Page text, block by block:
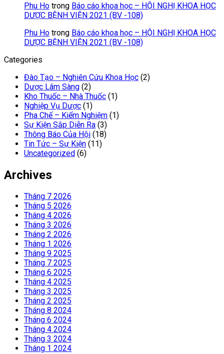
Phu Ho trong Báo cáo khoa học – HỘI NGHỊ KHOA HỌC
DƯỢC BỆNH VIỆN 2021 (BV -108)
Phu Ho trong Báo cáo khoa học – HỘI NGHỊ KHOA HỌC
DƯỢC BỆNH VIỆN 2021 (BV -108)
Categories
Đào Tạo – Nghiên Cứu Khoa Học (2)
Dược Lâm Sàng (2)
Kho Thuốc – Nhà Thuốc (1)
Nghiệp Vụ Dược (1)
Pha Chế – Kiểm Nghiệm (1)
Sự Kiện Sắp Diễn Ra (3)
Thông Báo Của Hội (18)
Tin Tức – Sự Kiện (11)
Uncategorized (6)
Archives
Tháng 7 2026
Tháng 5 2026
Tháng 4 2026
Tháng 3 2026
Tháng 2 2026
Tháng 1 2026
Tháng 9 2025
Tháng 7 2025
Tháng 6 2025
Tháng 4 2025
Tháng 3 2025
Tháng 2 2025
Tháng 8 2024
Tháng 6 2024
Tháng 4 2024
Tháng 3 2024
Tháng 1 2024